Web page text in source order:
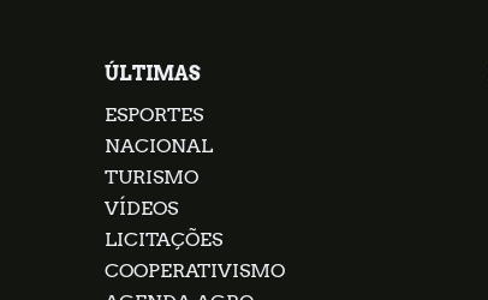
ÚLTIMAS
ESPORTES
NACIONAL
TURISMO
VÍDEOS
LICITAÇÕES
COOPERATIVISMO